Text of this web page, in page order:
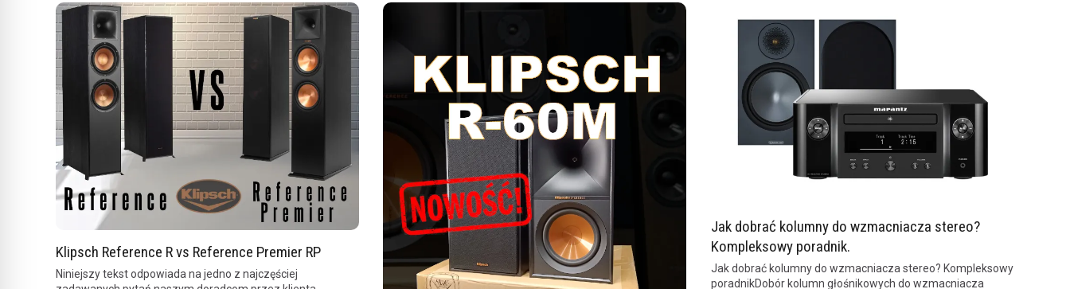
Klipsch Reference R vs Reference Premier RP
Niniejszy tekst odpowiada na jedno z najczęściej
Jak dobrać kolumny do wzmacniacza stereo?
Kompleksowy poradnik.
Jak dobrać kolumny do wzmacniacza stereo? Kompleksowy
poradnikDobór kolumn głośnikowych do wzmacniacza